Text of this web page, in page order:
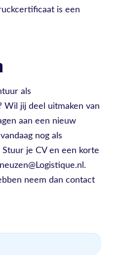
is een
als
Wil jij deel uitmaken van
aan een nieuw
nog als
je CV en een korte
neem dan contact